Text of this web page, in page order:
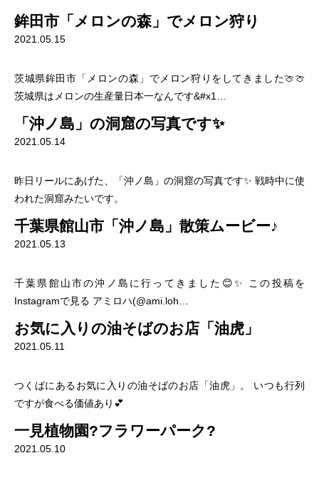
鉾田市「メロンの森」でメロン狩り
2021.05.15
茨城県鉾田市「メロンの森」でメロン狩りをしてきました🍈🍈
茨城県はメロンの生産量日本一なんです&#x1…
「沖ノ島」の洞窟の写真です✨
2021.05.14
昨日リールにあげた、「沖ノ島」の洞窟の写真です✨ 戦時中に使
われた洞窟みたいです。
千葉県館山市「沖ノ島」散策ムービー♪
2021.05.13
千葉県館山市の沖ノ島に行ってきました😊✨ この投稿を
Instagramで見る アミロハ(@ami.loh…
お気に入りの油そばのお店「油虎」
2021.05.11
つくばにあるお気に入りの油そばのお店「油虎」。 いつも行列
ですが食べる価値あり💕
一見植物園?フラワーパーク?
2021.05.10